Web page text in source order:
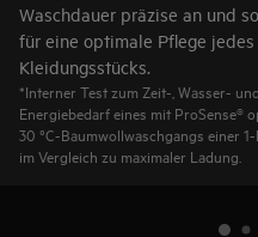
Waschdauer präzise an und
für eine optimale Pflege
Kleidungsstücks.
*Interner Test zum Zeit-, Wasser- und
Energiebedarf eines mit ProSense®
30 °C-Baumwollwaschgangs einer
im Vergleich zu maximaler Ladung.